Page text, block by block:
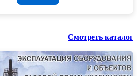
Смотреть каталог